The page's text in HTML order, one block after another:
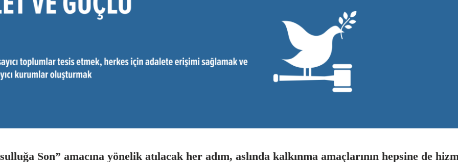
Son” amacına yönelik atılacak her adım, aslında kalkınma amaçlarının hepsine de